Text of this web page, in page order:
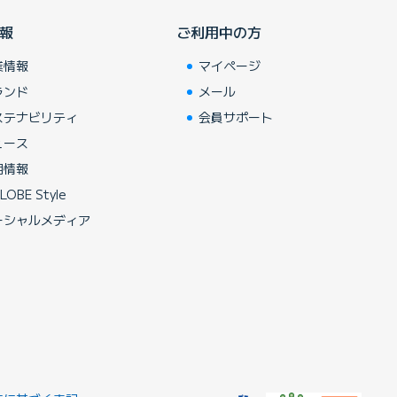
情報
ド
ナビリティ
ス
情報
Style
ャルメディア
ご利用中の方
マイページ
メール
会員サポート